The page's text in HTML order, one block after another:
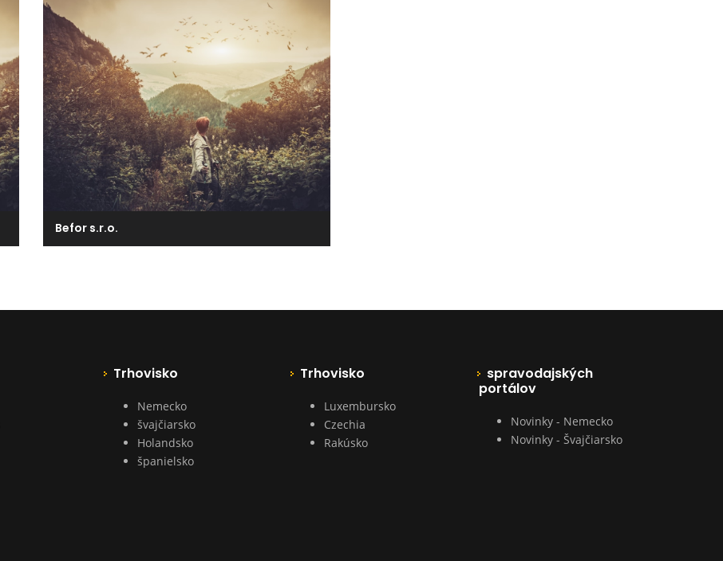
Befor s.r.o.
Trhovisko
Nemecko
švajčiarsko
Holandsko
španielsko
Trhovisko
Luxembursko
Czechia
Rakúsko
spravodajských
portálov
Novinky - Nemecko
Novinky - Švajčiarsko